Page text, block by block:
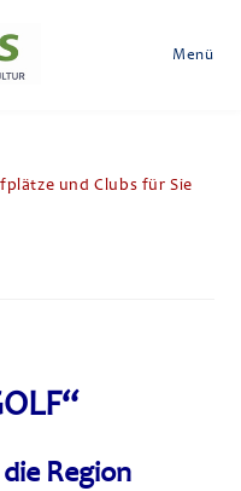
Menü
und Clubs für Sie
Region